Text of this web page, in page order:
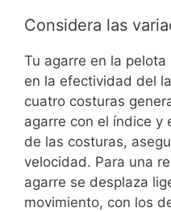
Considera las
Tu agarre en la
en la efectividad del
cuatro costuras
agarre con el índice y
de las costuras,
velocidad. Para una
agarre se desplaza
movimiento, con los